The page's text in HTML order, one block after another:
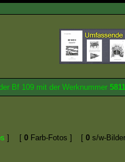
Bf 109 mit der Werknummer 5811
] [ 0 Farb-Fotos ] [ 0 s/w-